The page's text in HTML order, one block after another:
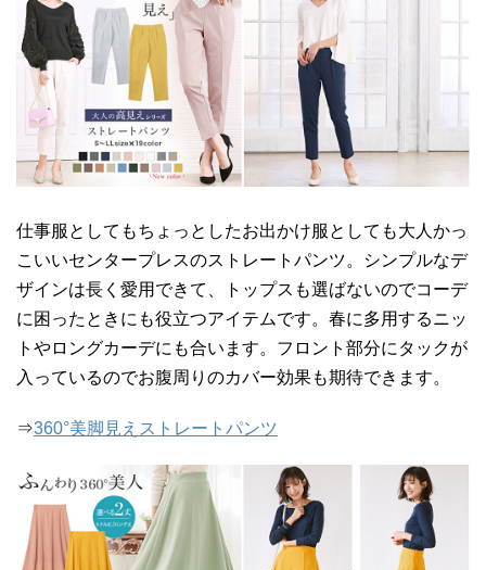
仕事服としてもちょっとしたお出かけ服としても大人かっ
こいいセンタープレスのストレートパンツ。シンプルなデ
ザインは長く愛用できて、トップスも選ばないのでコーデ
に困ったときにも役立つアイテムです。春に多用するニッ
トやロングカーデにも合います。フロント部分にタックが
入っているのでお腹周りのカバー効果も期待できます。
⇒360°美脚見えストレートパンツ